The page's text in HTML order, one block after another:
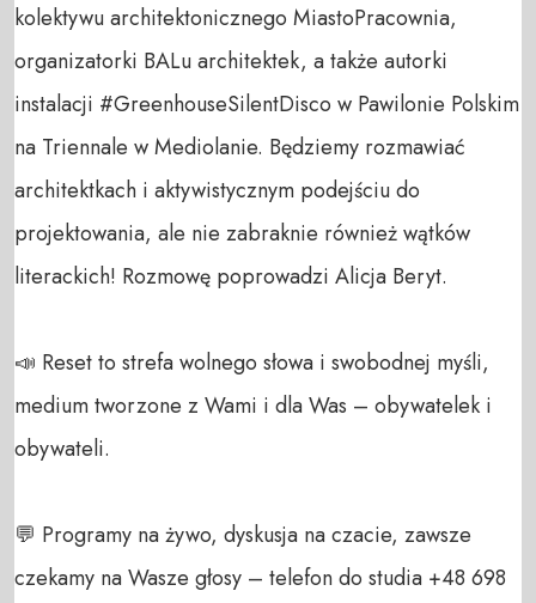
kolektywu architektonicznego MiastoPracownia,
organizatorki BALu architektek, a także autorki
instalacji #GreenhouseSilentDisco w Pawilonie Polskim
na Triennale w Mediolanie. Będziemy rozmawiać
architektkach i aktywistycznym podejściu do
projektowania, ale nie zabraknie również wątków
literackich! Rozmowę poprowadzi Alicja Beryt.
📣 Reset to strefa wolnego słowa i swobodnej myśli,
medium tworzone z Wami i dla Was – obywatelek i
obywateli.
💬 Programy na żywo, dyskusja na czacie, zawsze
czekamy na Wasze głosy – telefon do studia +48 698